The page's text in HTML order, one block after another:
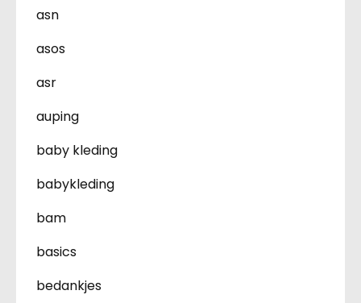
asn
asos
asr
auping
baby kleding
babykleding
bam
basics
bedankjes